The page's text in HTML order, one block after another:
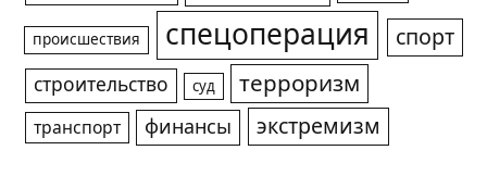
происшествия спецоперация спорт
строительство суд терроризм
транспорт финансы экстремизм